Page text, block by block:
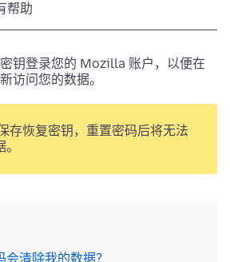
帮助
钥登录您的 Mozilla 账户，以便在
访问您的数据。
存恢复密钥，重置密码后将无法
清除我的数据？